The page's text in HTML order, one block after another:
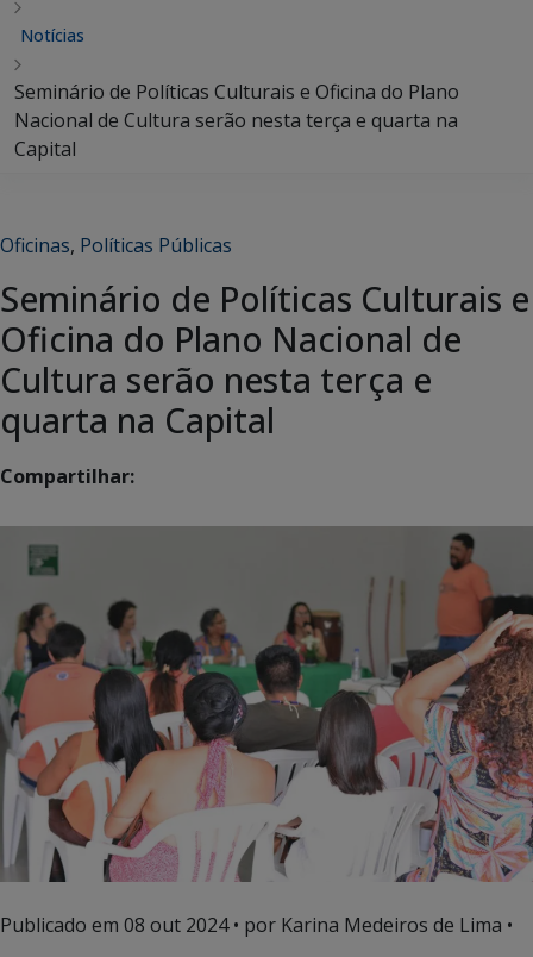
Notícias
Seminário de Políticas Culturais e Oficina do Plano
Nacional de Cultura serão nesta terça e quarta na
Capital
Oficinas, Políticas Públicas
Seminário de Políticas Culturais e
Oficina do Plano Nacional de
Cultura serão nesta terça e
quarta na Capital
Compartilhar:
Publicado em 08 out 2024• por Karina Medeiros de Lima •